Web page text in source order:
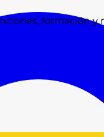
formación y